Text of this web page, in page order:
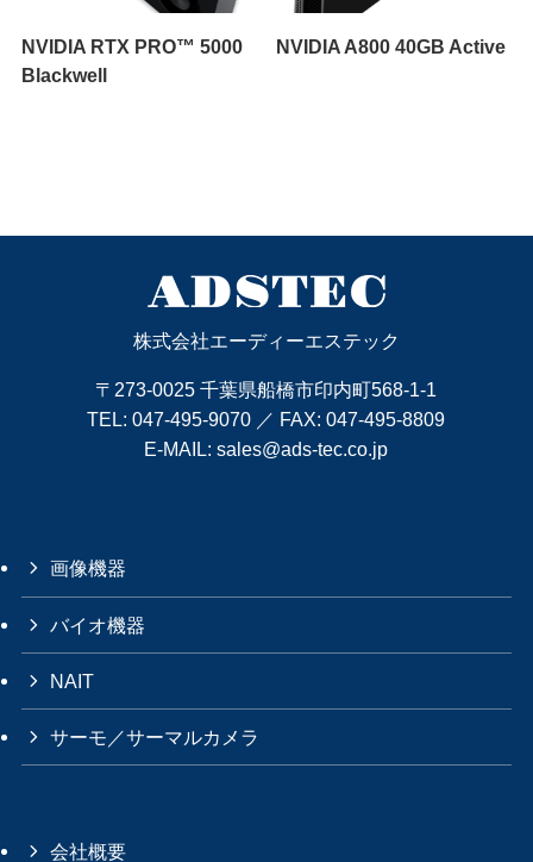
NVIDIA RTX PRO™ 5000
Blackwell
NVIDIA A800 40GB Active
株式会社エーディーエステック
〒273-0025 千葉県船橋市印内町568-1-1
TEL:047-495-9070 ／ FAX: 047-495-8809
E-MAIL:sales@ads-tec.co.jp
画像機器
バイオ機器
NAIT
サーモ／サーマルカメラ
会社概要